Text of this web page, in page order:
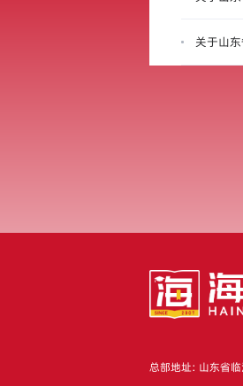
关于山
总部地址: 山东省